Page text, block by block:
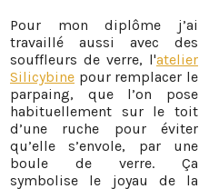
Pour mon diplôme j’ai
travaillé aussi avec des
souffleurs de verre, l'atelier
Silicybine pour remplacer le
parpaing, que l’on pose
habituellement sur le toit
d’une ruche pour éviter
qu’elle s’envole, par une
boule de verre. Ça
symbolise le joyau de la